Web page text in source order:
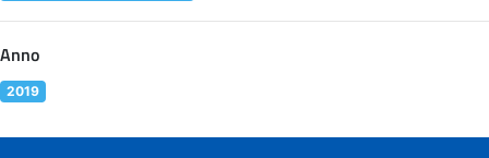
Anno
2019